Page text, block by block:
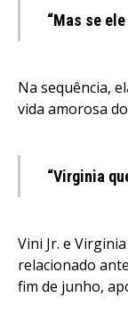
“Mas se
Na sequência,
vida amorosa
“Virginia
Vini Jr. e
relacionado
fim de junho,